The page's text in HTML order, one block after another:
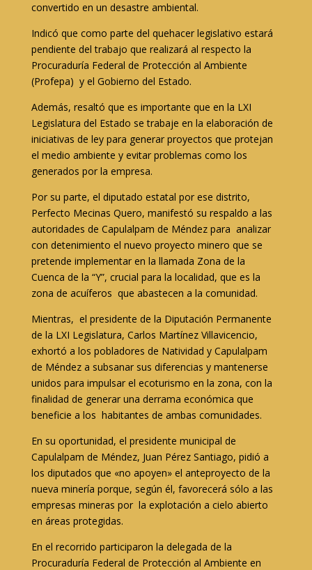
convertido en un desastre ambiental.
Indicó que como parte del quehacer legislativo estará
pendiente del trabajo que realizará al respecto la
Procuraduría Federal de Protección al Ambiente
(Profepa) y el Gobierno del Estado.
Además, resaltó que es importante que en la LXI
Legislatura del Estado se trabaje en la elaboración de
iniciativas de ley para generar proyectos que protejan
el medio ambiente y evitar problemas como los
generados por la empresa.
Por su parte, el diputado estatal por ese distrito,
Perfecto Mecinas Quero, manifestó su respaldo a las
autoridades de Capulalpam de Méndez para analizar
con detenimiento el nuevo proyecto minero que se
pretende implementar en la llamada Zona de la
Cuenca de la “Y”, crucial para la localidad, que es la
zona de acuíferos que abastecen a la comunidad.
Mientras, el presidente de la Diputación Permanente
de la LXI Legislatura, Carlos Martínez Villavicencio,
exhortó a los pobladores de Natividad y Capulalpam
de Méndez a subsanar sus diferencias y mantenerse
unidos para impulsar el ecoturismo en la zona, con la
finalidad de generar una derrama económica que
beneficie a los habitantes de ambas comunidades.
En su oportunidad, el presidente municipal de
Capulalpam de Méndez, Juan Pérez Santiago, pidió a
los diputados que «no apoyen» el anteproyecto de la
nueva minería porque, según él, favorecerá sólo a las
empresas mineras por la explotación a cielo abierto
en áreas protegidas.
En el recorrido participaron la delegada de la
Procuraduría Federal de Protección al Ambiente en